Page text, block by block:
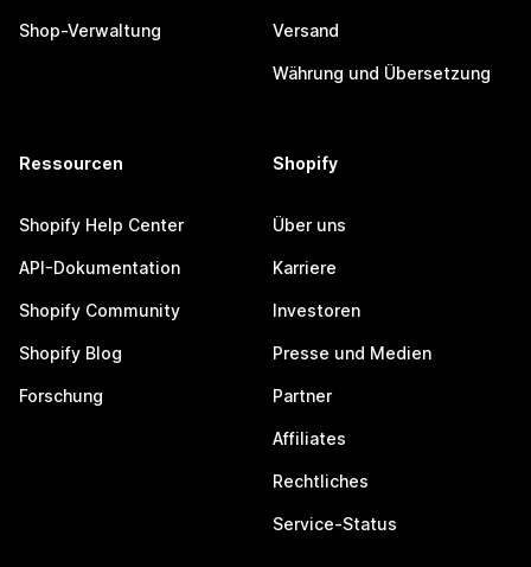
Shop-Verwaltung Versand
Währung und Übersetzung
Ressourcen
Shopify Help Center
API-Dokumentation
Shopify Community
Shopify Blog
Forschung
Shopify
Über uns
Karriere
Investoren
Presse und Medien
Partner
Affiliates
Rechtliches
Service-Status